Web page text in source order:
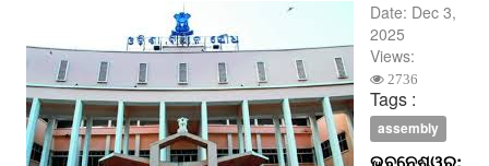
Date: Dec 3,
2025
Views:
2736
Tags :
assembly